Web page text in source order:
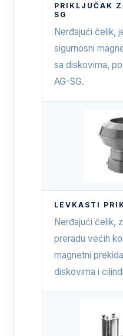
PRIKLJUČAK
SG
Nerđajući čelik,
sigurnosni
sa diskovima,
AG-SG.
LEVKASTI
Nerđajući čelik,
preradu većih
magnetni
diskovima i